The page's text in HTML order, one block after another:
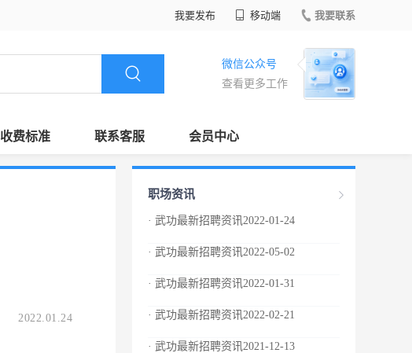
我要发布 移动端 我要联系
微信公众号
查看更多工作
收费标准 联系客服 会员中心
2022.01.24
职场资讯
· 武功最新招聘资讯2022-01-24
· 武功最新招聘资讯2022-05-02
· 武功最新招聘资讯2022-01-31
· 武功最新招聘资讯2022-02-21
· 武功最新招聘资讯2021-12-13